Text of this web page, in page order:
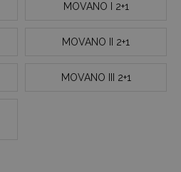
MOVANO I 2+1
MOVANO II 2+1
MOVANO III 2+1